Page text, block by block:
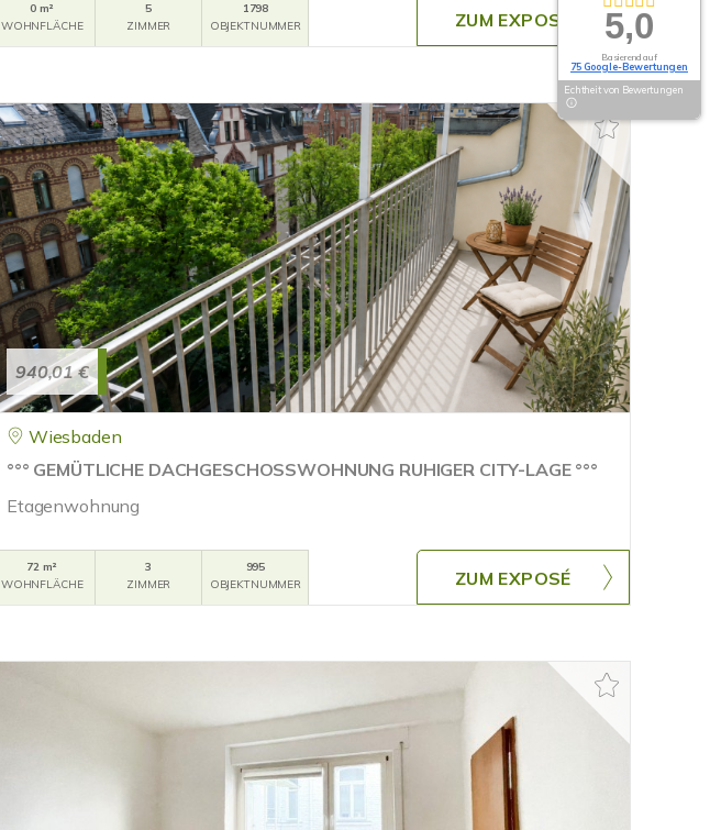
0 m²
WOHNFLÄCHE
5
ZIMMER
1798
OBJEKTNUMMER
ZUM EXPOSÉ
940,01 €
Wiesbaden
°°° GEMÜTLICHE DACHGESCHOSSWOHNUNG RUHIGER CITY-LAGE °°°
Etagenwohnung
72 m²
WOHNFLÄCHE
3
ZIMMER
995
OBJEKTNUMMER
ZUM EXPOSÉ
5,0
Basierend auf
75 Google-Bewertungen
Echtheit von Bewertungen